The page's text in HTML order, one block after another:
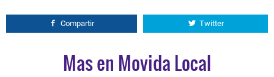
Compartir Twitter
Mas en Movida Local